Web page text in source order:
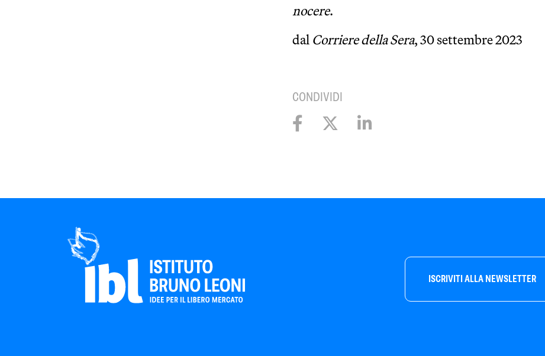
nocere.
dal Corriere della Sera, 30 settembre 2023
CONDIVIDI
ISCRIVITI ALLA NEWSLETTER